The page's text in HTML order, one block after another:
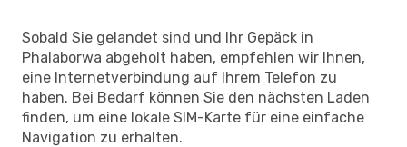
Sobald Sie gelandet sind und Ihr Gepäck in
Phalaborwa abgeholt haben, empfehlen wir Ihnen,
eine Internetverbindung auf Ihrem Telefon zu
haben. Bei Bedarf können Sie den nächsten Laden
finden, um eine lokale SIM-Karte für eine einfache
Navigation zu erhalten.